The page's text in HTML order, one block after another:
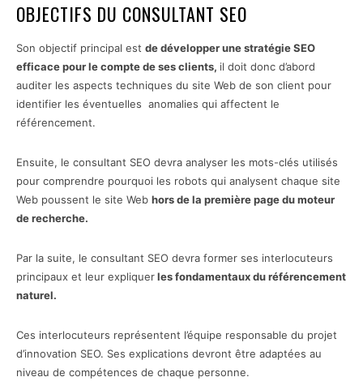
OBJECTIFS DU CONSULTANT SEO
Son objectif principal est de développer une stratégie SEO
efficace pour le compte de ses clients, il doit donc d’abord
auditer les aspects techniques du site Web de son client pour
identifier les éventuelles anomalies qui affectent le
référencement.
Ensuite, le consultant SEO devra analyser les mots-clés utilisés
pour comprendre pourquoi les robots qui analysent chaque site
Web poussent le site Web hors de la première page du moteur
de recherche.
Par la suite, le consultant SEO devra former ses interlocuteurs
principaux et leur expliquerles fondamentaux du référencement
naturel.
Ces interlocuteurs représentent l’équipe responsable du projet
d’innovation SEO. Ses explications devront être adaptées au
niveau de compétences de chaque personne.